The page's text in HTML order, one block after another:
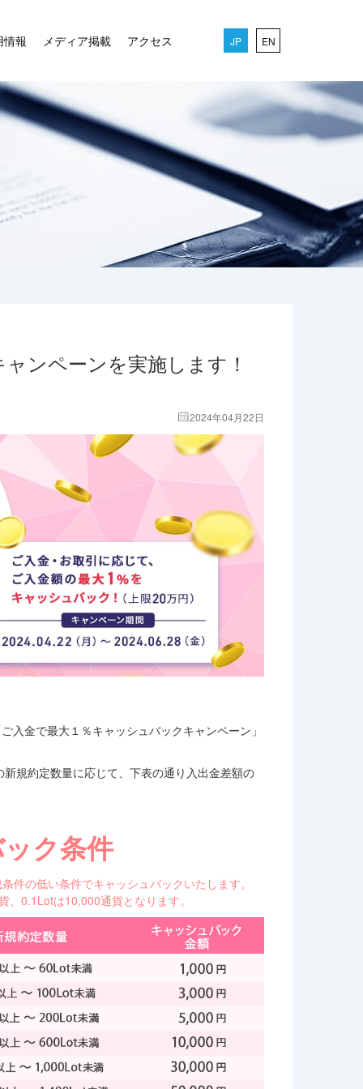
情報 メディア掲載 アクセス JP EN
ンペーンを実施します！
2024年04月22日
入金で最大１％キャッシュバックキャンペーン」
規約定数量に応じて、下表の通り入出金差額の
ク条件
件の低い条件でキャッシュバックいたします。
0.1Lotは10,000通貨となります。